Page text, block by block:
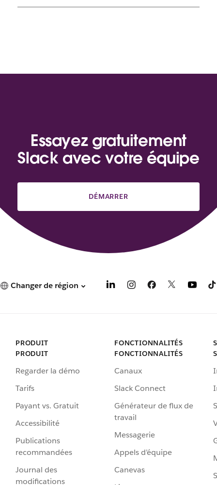
Essayez gratuitement
Slack avec votre équipe
DÉMARRER
Changer de région
PRODUIT
PRODUIT
Regarder la démo
Tarifs
Payant vs. Gratuit
Accessibilité
Publications
recommandées
Journal des
modifications
FONCTIONNALITÉS
FONCTIONNALITÉS
Canaux
Slack Connect
Générateur de flux de
travail
Messagerie
Appels d’équipe
Canevas